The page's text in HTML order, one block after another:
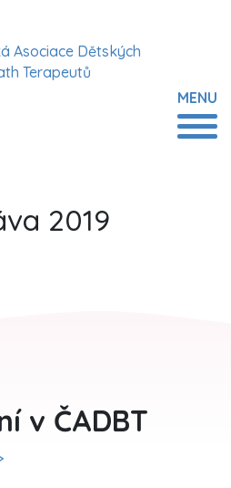
Asociace Dětských
Terapeutů
MENU
2019
v ČADBT